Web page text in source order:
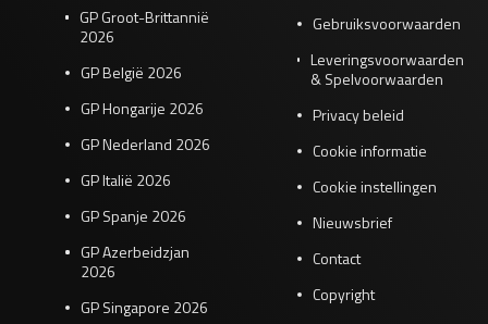
GP Groot-Brittannië
2026
GP België 2026
GP Hongarije 2026
GP Nederland 2026
GP Italië 2026
GP Spanje 2026
GP Azerbeidzjan
2026
GP Singapore 2026
Gebruiksvoorwaarden
Leveringsvoorwaarden
& Spelvoorwaarden
Privacy beleid
Cookie informatie
Cookie instellingen
Nieuwsbrief
Contact
Copyright